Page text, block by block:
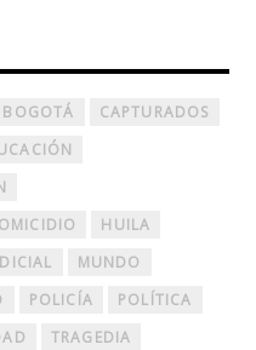
BOGOTÁ
CAPTURADOS
HUILA
MUNDO
POLICÍA
POLÍTICA
TRAGEDIA